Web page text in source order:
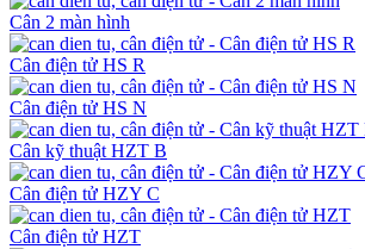
Cân 2 màn hình
Cân điện tử HS R
Cân điện tử HS N
Cân kỹ thuật HZT B
Cân điện tử HZY C
Cân điện tử HZT